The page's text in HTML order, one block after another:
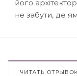
його
не забути, де
ЧИТАТЬ ОТРЫВОК